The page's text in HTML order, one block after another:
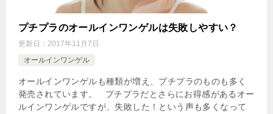
プチプラのオールインワンゲルは失敗しやすい？
更新日： 2017年11月7日
オールインワンゲル
オールインワンゲルも種類が増え、プチプラのものも多く
発売されています。 プチプラだとさらにお得感があるオー
ルインワンゲルですが、失敗した！という声も多くなって